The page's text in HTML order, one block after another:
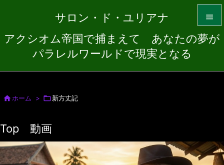
サロン・ド・ユリアナ
アクシオム帝国で捕まえて あなたの夢が
パラレルワールドで現実となる




 ホーム > 新方丈記
Top 動画